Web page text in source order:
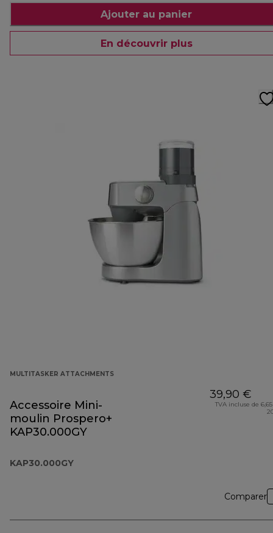
Ajouter au panier
En découvrir plus
MULTITASKER ATTACHMENTS
Accessoire Mini-
moulin Prospero+
KAP30.000GY
KAP30.000GY
39,90 €
TVA incluse de
Comparer